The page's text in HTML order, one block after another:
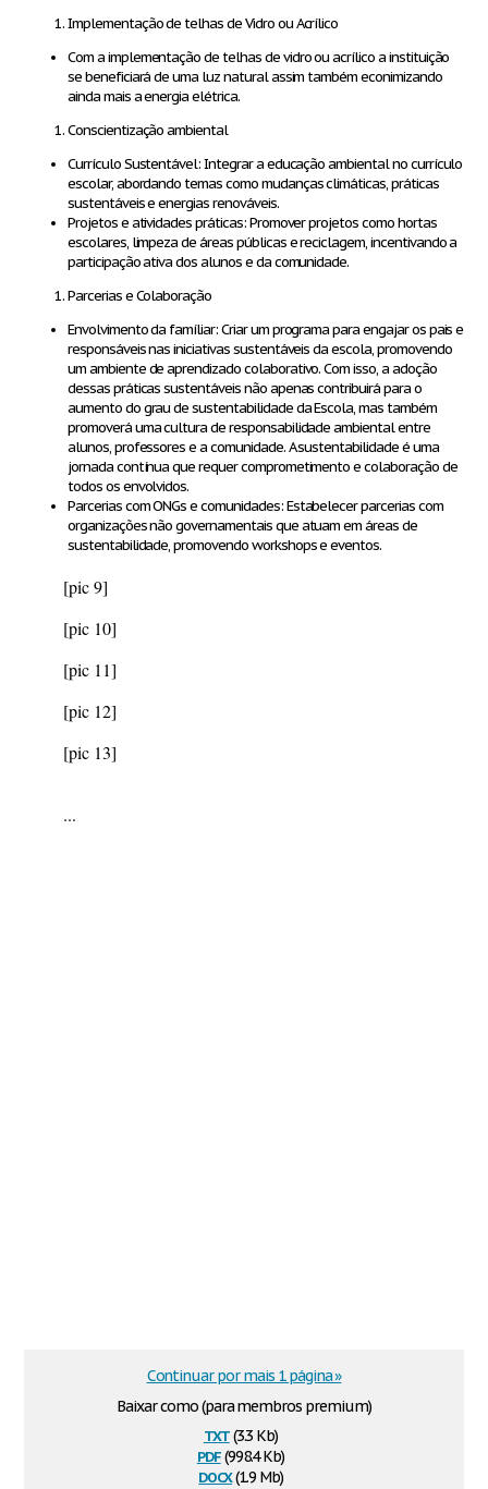
Implementação de telhas de Vidro ou Acrílico
Com a implementação de telhas de vidro ou acrílico a instituição
se beneficiará de uma luz natural assim também econimizando
ainda mais a energia elétrica.
Conscientização ambiental
Currículo Sustentável: Integrar a educação ambiental no currículo
escolar, abordando temas como mudanças climáticas, práticas
sustentáveis e energias renováveis.
Projetos e atividades práticas: Promover projetos como hortas
escolares, limpeza de áreas públicas e reciclagem, incentivando a
participação ativa dos alunos e da comunidade.
Parcerias e Colaboração
Envolvimento da famíliar: Criar um programa para engajar os pais e
responsáveis nas iniciativas sustentáveis da escola, promovendo
um ambiente de aprendizado colaborativo. Com isso, a adoção
dessas práticas sustentáveis não apenas contribuirá para o
aumento do grau de sustentabilidade da Escola, mas também
promoverá uma cultura de responsabilidade ambiental entre
alunos, professores e a comunidade. A sustentabilidade é uma
jornada contínua que requer comprometimento e colaboração de
todos os envolvidos.
Parcerias com ONGs e comunidades: Estabelecer parcerias com
organizações não governamentais que atuam em áreas de
sustentabilidade, promovendo workshops e eventos.
[pic 9]
[pic 10]
[pic 11]
[pic 12]
[pic 13]
...
Baixar como (para membros premium)
txt(3.3 Kb)
pdf(998.4 Kb)
docx(1.9 Mb)
Continuar por mais 1 página »